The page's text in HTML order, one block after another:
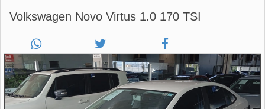
Volkswagen Novo Virtus 1.0 170 TSI